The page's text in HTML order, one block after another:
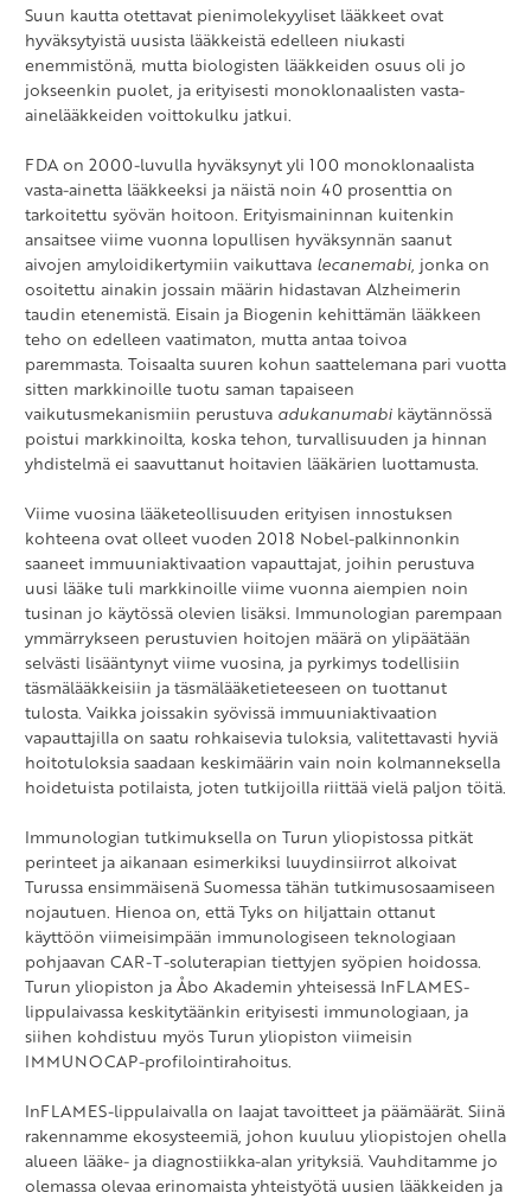
Suun kautta otettavat pienimolekyyliset lääkkeet ovat
hyväksytyistä uusista lääkkeistä edelleen niukasti
enemmistönä, mutta biologisten lääkkeiden osuus oli jo
jokseenkin puolet, ja erityisesti monoklonaalisten vasta-
ainelääkkeiden voittokulku jatkui.
FDA on 2000-luvulla hyväksynyt yli 100 monoklonaalista
vasta-ainetta lääkkeeksi ja näistä noin 40 prosenttia on
tarkoitettu syövän hoitoon. Erityismaininnan kuitenkin
ansaitsee viime vuonna lopullisen hyväksynnän saanut
aivojen amyloidikertymiin vaikuttava lecanemabi, jonka on
osoitettu ainakin jossain määrin hidastavan Alzheimerin
taudin etenemistä. Eisain ja Biogenin kehittämän lääkkeen
teho on edelleen vaatimaton, mutta antaa toivoa
paremmasta. Toisaalta suuren kohun saattelemana pari vuotta
sitten markkinoille tuotu saman tapaiseen
vaikutusmekanismiin perustuva adukanumabi käytännössä
poistui markkinoilta, koska tehon, turvallisuuden ja hinnan
yhdistelmä ei saavuttanut hoitavien lääkärien luottamusta.
Viime vuosina lääketeollisuuden erityisen innostuksen
kohteena ovat olleet vuoden 2018 Nobel-palkinnonkin
saaneet immuuniaktivaation vapauttajat, joihin perustuva
uusi lääke tuli markkinoille viime vuonna aiempien noin
tusinan jo käytössä olevien lisäksi. Immunologian parempaan
ymmärrykseen perustuvien hoitojen määrä on ylipäätään
selvästi lisääntynyt viime vuosina, ja pyrkimys todellisiin
täsmälääkkeisiin ja täsmälääketieteeseen on tuottanut
tulosta. Vaikka joissakin syövissä immuuniaktivaation
vapauttajilla on saatu rohkaisevia tuloksia, valitettavasti hyviä
hoitotuloksia saadaan keskimäärin vain noin kolmanneksella
hoidetuista potilaista, joten tutkijoilla riittää vielä paljon töitä.
Immunologian tutkimuksella on Turun yliopistossa pitkät
perinteet ja aikanaan esimerkiksi luuydinsiirrot alkoivat
Turussa ensimmäisenä Suomessa tähän tutkimusosaamiseen
nojautuen. Hienoa on, että Tyks on hiljattain ottanut
käyttöön viimeisimpään immunologiseen teknologiaan
pohjaavan CAR-T-soluterapian tiettyjen syöpien hoidossa.
Turun yliopiston ja Åbo Akademin yhteisessä InFLAMES-
lippulaivassa keskitytäänkin erityisesti immunologiaan, ja
siihen kohdistuu myös Turun yliopiston viimeisin
IMMUNOCAP-profilointirahoitus.
InFLAMES-lippulaivalla on laajat tavoitteet ja päämäärät. Siinä
rakennamme ekosysteemiä, johon kuuluu yliopistojen ohella
alueen lääke- ja diagnostiikka-alan yrityksiä. Vauhditamme jo
olemassa olevaa erinomaista yhteistyötä uusien lääkkeiden ja